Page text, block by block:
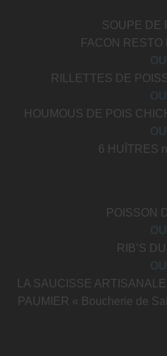
SOUPE DE
FACON RESTO
OU
RILLETTES DE
OU
HOUMOUS DE POIS
OU
6 HUÎTRES
POISSON
OU
RIB’S
OU
LA SAUCISSE
PAUMIER « Boucherie de